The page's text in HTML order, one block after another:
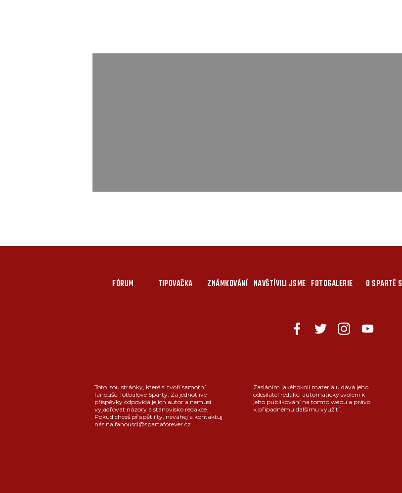
FÓRUM TIPOVAČKA ZNÁMKOVÁNÍ NAVŠTÍVILI JSME FOTOGALERIE O SPARTĚ S
Toto jsou stránky, které si tvoří samotní
fanoušci fotbalové Sparty. Za jednotlivé
příspěvky odpovídá jejich autor a nemusí
vyjadřovat názory a stanovisko redakce.
Pokud chceš přispět i ty, neváhej a kontaktuj
nás na fanousci@spartaforever.cz.
Zasláním jakéhokoli materiálu dává jeho
odesílatel redakci automaticky svolení k
jeho publikování na tomto webu a právo
k případnému dalšímu využití.